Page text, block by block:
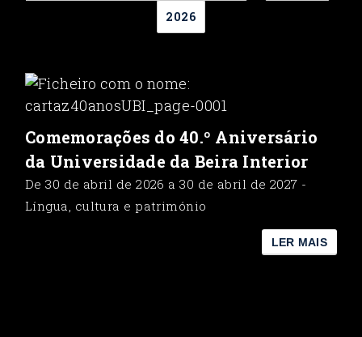
2026
Comemorações do 40.º Aniversário
da Universidade da Beira Interior
De 30 de abril de 2026 a 30 de abril de 2027 -
Língua, cultura e património
LER MAIS